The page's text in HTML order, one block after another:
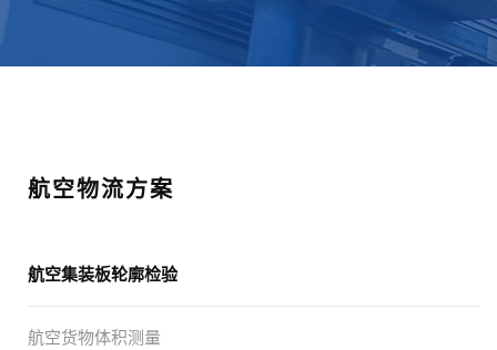
航空物流方案
航空集装板轮廓检验
航空货物体积测量